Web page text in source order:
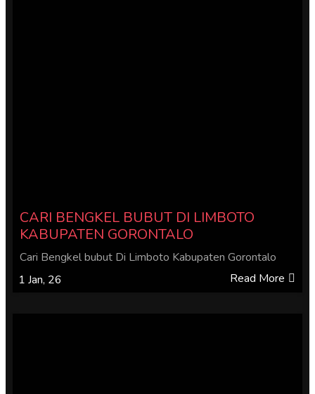
CARI BENGKEL BUBUT DI LIMBOTO
KABUPATEN GORONTALO
1 Jan, 26
Cari Bengkel bubut Di Limboto Kabupaten Gorontalo
Read More